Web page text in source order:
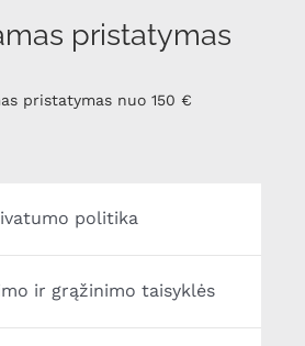
pristatymas
pristatymas nuo 150 €
politika
ir grąžinimo taisyklės